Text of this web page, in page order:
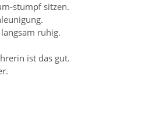
stumpf sitzen.
ruhig.
ist das gut.